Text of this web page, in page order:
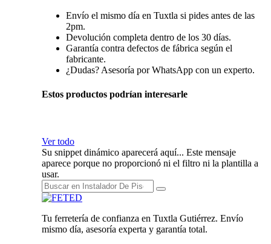
Envío el mismo día en Tuxtla si pides antes de las
2pm.
Devolución completa dentro de los 30 días.
Garantía contra defectos de fábrica según el
fabricante.
¿Dudas? Asesoría por WhatsApp con un experto.
Estos productos podrían interesarle
Ver todo
Su snippet dinámico aparecerá aquí... Este mensaje
aparece porque no proporcionó ni el filtro ni la plantilla a
usar.
Tu ferretería de confianza en Tuxtla Gutiérrez. Envío
mismo día, asesoría experta y garantía total.